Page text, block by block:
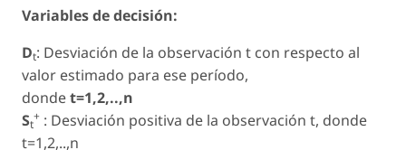
Variables de decisión:
Dt: Desviación de la observación t con respecto al
valor estimado para ese período,
dondet=1,2,..,n
St
+ : Desviación positiva de la observación t, donde
t=1,2,..,n